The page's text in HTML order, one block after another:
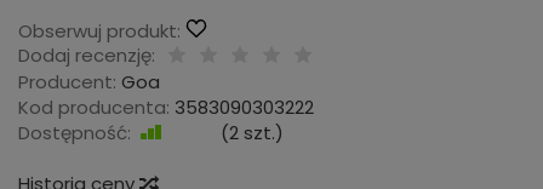
Obserwuj produkt:
Dodaj recenzję:
Producent: Goa
Kod producenta: 3583090303222
Dostępność:
(2 szt.)
Historia ceny